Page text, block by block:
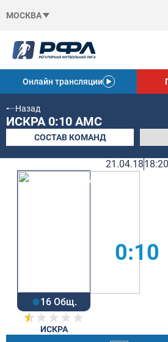
МОСКВА
Онлайн трансляции
Назад
ИСКРА 0:10 АМС
СОСТАВ КОМАНД
21.04.1818:20
16 Общ.
ИСКРА
0:10